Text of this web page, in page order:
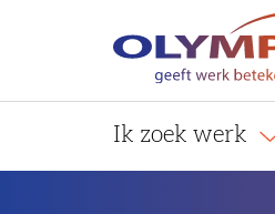
Ik zoek werk